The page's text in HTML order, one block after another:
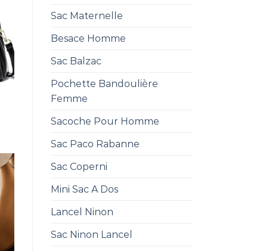
Sac Maternelle
Besace Homme
Sac Balzac
Pochette Bandoulière
Femme
Sacoche Pour Homme
Sac Paco Rabanne
Sac Coperni
Mini Sac A Dos
Lancel Ninon
Sac Ninon Lancel